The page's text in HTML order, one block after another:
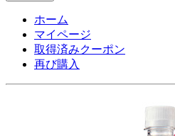
ホーム
マイページ
取得済みクーポン
再び購入